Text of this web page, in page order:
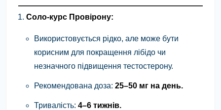
Соло-курс Провірону:
Використовується рідко, але може бути
корисним для покращення лібідо чи
незначного підвищення тестостерону.
Рекомендована доза: 25–50 мг на день.
Тривалість: 4–6 тижнів.